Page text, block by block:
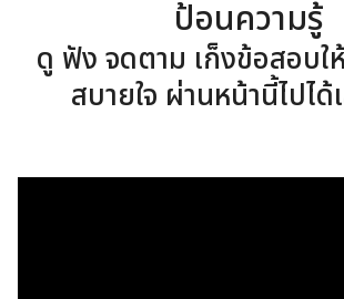
ป้อนความรู้
ดู ฟัง จดตาม เก็งข้อสอบใ
สบายใจ ผ่านหน้านี้ไปไ